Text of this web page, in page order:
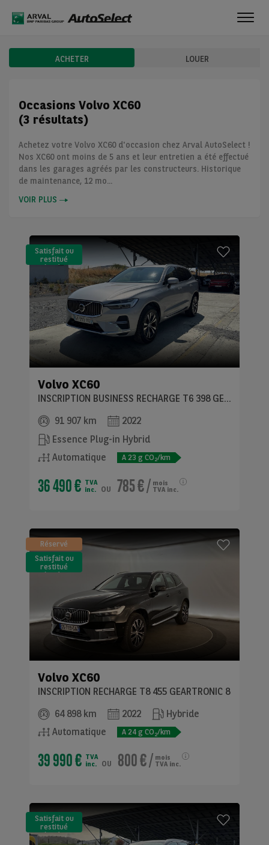
ACHETER LOUER
Occasions Volvo XC60
(3 résultats)
Achetez votre Volvo XC60 d'occasion chez Arval AutoSelect !
Nos XC60 ont moins de 5 ans et leur entretien a été effectué
dans les garages agréés par les constructeurs. Historique
de maintenance, 12 mo...
VOIR PLUS
Satisfait ou
restitué
(LLD)*
Volvo XC60
INSCRIPTION BUSINESS RECHARGE T6 398 GEARTRONIC
91 907 km
2022
Essence Plug-in Hybrid
Automatique
A 23 g CO2/km
36 490 € TVA
inc.
ou 785 €/ mois
TVA inc.
Réservé
Satisfait ou
restitué
(LLD)*
Volvo XC60
INSCRIPTION RECHARGE T8 455 GEARTRONIC 8
64 898 km
2022
Hybride
Automatique
A 24 g CO2/km
39 990 € TVA
inc.
ou 800 €/ mois
TVA inc.
Satisfait ou
restitué
(LLD)*